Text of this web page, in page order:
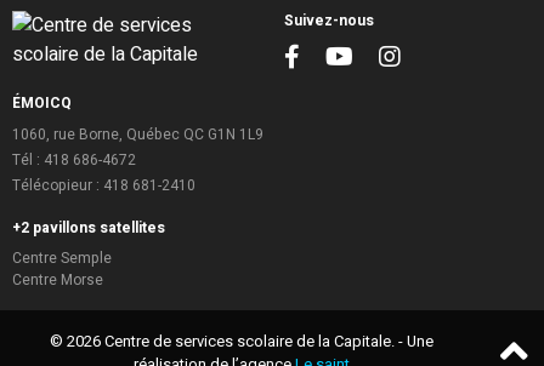
ÉMOICQ
1060, rue Borne, Québec QC G1N 1L9
Tél : 418 686-4672
Télécopieur : 418 681-2410
+2 pavillons satellites
Centre Semple
Centre Morse
Suivez-nous
Facebook
YoutubeInstagram
© 2026 Centre de services scolaire de la Capitale.- Une